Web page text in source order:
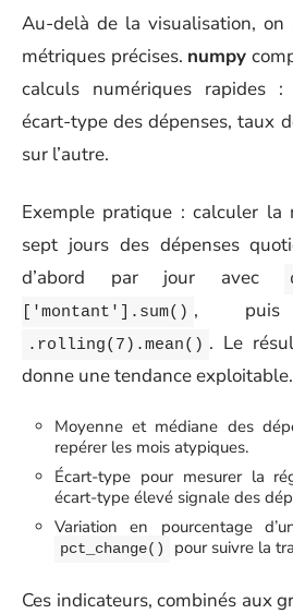
Au-delà de la visualisation, on
métriques précises. numpy
calculs numériques rapides :
écart-type des dépenses, taux
sur l’autre.
Exemple pratique : calculer la
sept jours des dépenses
d’abord par jour avec
['montant'].sum() , puis
.rolling(7).mean() . Le
donne une tendance exploitable.
Moyenne et médiane des
repérer les mois atypiques.
Écart-type pour mesurer la
écart-type élevé signale des
Variation en pourcentage
pct_change() pour suivre la
Ces indicateurs, combinés aux